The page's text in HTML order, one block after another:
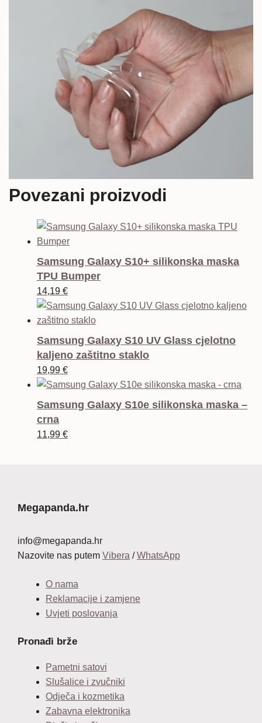
Povezani proizvodi
Samsung Galaxy S10+ silikonska maska
TPU Bumper
14,19 €
Samsung Galaxy S10 UV Glass cjelotno
kaljeno zaštitno staklo
19,99 €
Samsung Galaxy S10e silikonska maska –
crna
11,99 €
Megapanda.hr
info@megapanda.hr
Nazovite nas putem Vibera / WhatsApp
O nama
Reklamacije i zamjene
Uvjeti poslovanja
Pronađi brže
Pametni satovi
Slušalice i zvučniki
Odječa i kozmetika
Zabavna elektronika